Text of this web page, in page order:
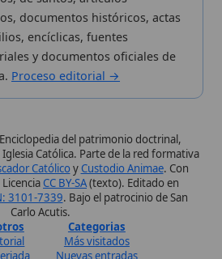
Más visitados
Nuevas entradas
Cambios recientes
Aplicaciones
Kit de Prensa
Widgets para tu web
regular